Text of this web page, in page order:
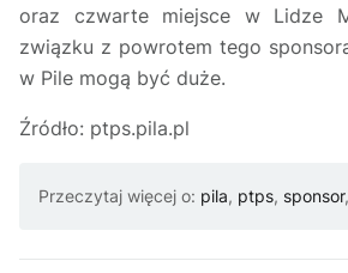
oraz czwarte miejsce w Lidze
związku z powrotem tego
w Pile mogą być duże.
Źródło: ptps.pila.pl
Przeczytaj więcej o: pila, ptps, sponsor,